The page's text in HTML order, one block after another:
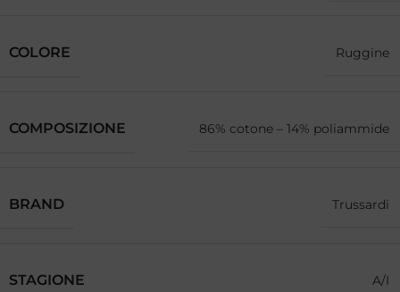
COLORE Ruggine
COMPOSIZIONE 86% cotone – 14% poliammide
BRAND Trussardi
STAGIONE A/I